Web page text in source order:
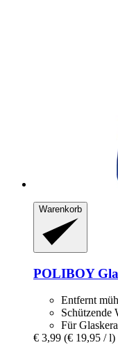
Warenkorb
POLIBOY
Entfernt
Schützende
Für
€ 3,99 (€ 19,95 / l)